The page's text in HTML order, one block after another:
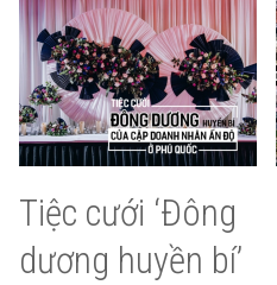
Tiệc cưới ‘Đông
dương huyền bí’